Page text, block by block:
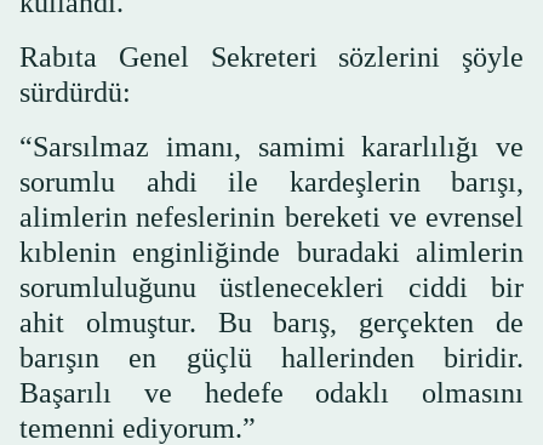
Rabıta Genel Sekreteri sözlerini şöyle
sürdürdü:
“Sarsılmaz imanı, samimi kararlılığı ve
sorumlu ahdi ile kardeşlerin barışı,
alimlerin nefeslerinin bereketi ve evrensel
kıblenin enginliğinde buradaki alimlerin
sorumluluğunu üstlenecekleri ciddi bir
ahit olmuştur. Bu barış, gerçekten de
barışın en güçlü hallerinden biridir.
Başarılı ve hedefe odaklı olmasını
temenni ediyorum.”